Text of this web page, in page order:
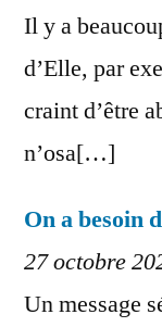
Il y a
d’Elle, par
craint d’être
n’osa[…]
On a besoin
27 octobre
Un message